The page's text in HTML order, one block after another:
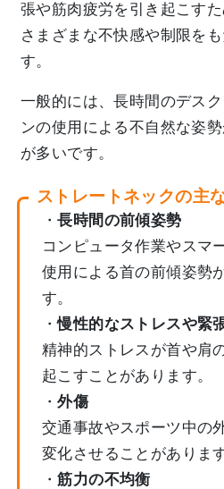
張や筋肉疲労を引き起こす
さまざまな不快感や制限を
す。
一般的には、長時間のデス
ンの使用による不自然な姿
が多いです。
ストレートネックの主
・長時間の前傾姿勢
コンピュータ作業やスマ
使用による首の前傾姿勢
す。
・慢性的なストレスや緊
精神的ストレスが首や肩
起こすことがあります。
・外傷
交通事故やスポーツ中の
変化させることがあります
・筋力の不均衡